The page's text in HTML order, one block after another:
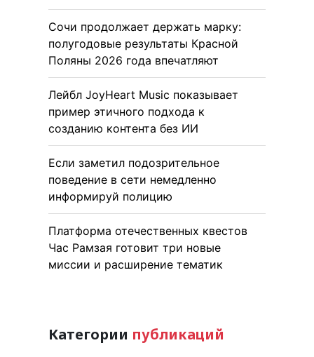
Сочи продолжает держать марку:
полугодовые результаты Красной
Поляны 2026 года впечатляют
Лейбл JoyHeart Music показывает
пример этичного подхода к
созданию контента без ИИ
Если заметил подозрительное
поведение в сети немедленно
информируй полицию
Платформа отечественных квестов
Час Рамзая готовит три новые
миссии и расширение тематик
Категории публикаций